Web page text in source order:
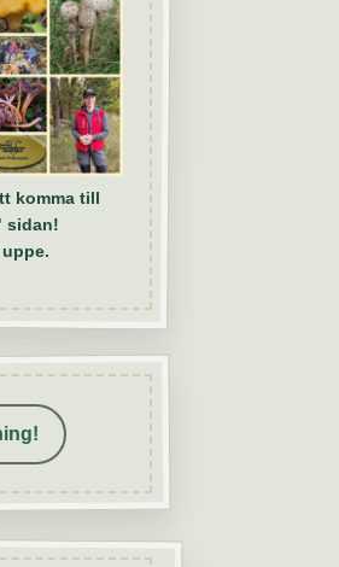
komma till
sidan!